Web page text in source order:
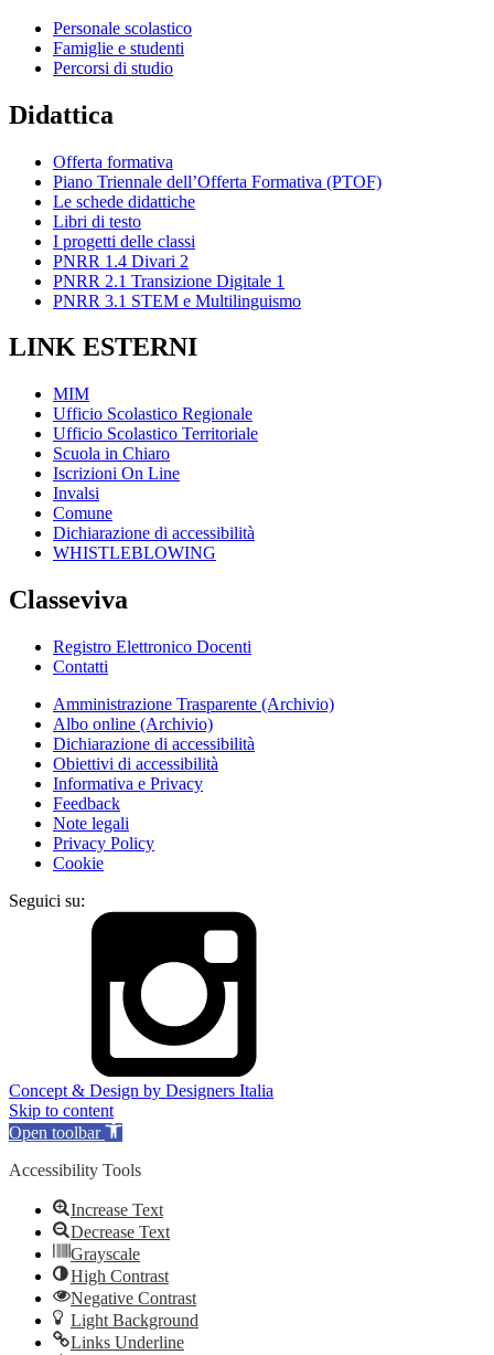
Personale scolastico
Famiglie e studenti
Percorsi di studio
Didattica
Offerta formativa
Piano Triennale dell’Offerta Formativa (PTOF)
Le schede didattiche
Libri di testo
I progetti delle classi
PNRR 1.4 Divari 2
PNRR 2.1 Transizione Digitale 1
PNRR 3.1 STEM e Multilinguismo
LINK ESTERNI
MIM
Ufficio Scolastico Regionale
Ufficio Scolastico Territoriale
Scuola in Chiaro
Iscrizioni On Line
Invalsi
Comune
Dichiarazione di accessibilità
WHISTLEBLOWING
Classeviva
Registro Elettronico Docenti
Contatti
Amministrazione Trasparente (Archivio)
Albo online (Archivio)
Dichiarazione di accessibilità
Obiettivi di accessibilità
Informativa e Privacy
Feedback
Note legali
Privacy Policy
Cookie
Seguici su:
Concept & Design by Designers Italia
Skip to content
Open toolbar
Accessibility Tools
Increase Text
Decrease Text
Grayscale
High Contrast
Negative Contrast
Light Background
Links Underline